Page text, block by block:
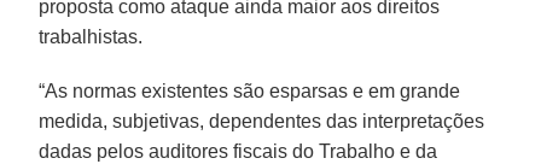
proposta como ataque ainda maior aos direitos
trabalhistas.
“As normas existentes são esparsas e em grande
medida, subjetivas, dependentes das interpretações
dadas pelos auditores fiscais do Trabalho e da